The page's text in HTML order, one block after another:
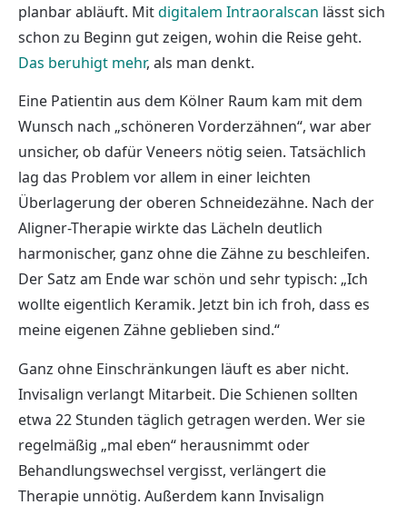
planbar abläuft. Mitdigitalem Intraoralscan lässt sich
schon zu Beginn gut zeigen, wohin die Reise geht.
Das beruhigt mehr, als man denkt.
Eine Patientin aus dem Kölner Raum kam mit dem
Wunsch nach „schöneren Vorderzähnen“, war aber
unsicher, ob dafür Veneers nötig seien. Tatsächlich
lag das Problem vor allem in einer leichten
Überlagerung der oberen Schneidezähne. Nach der
Aligner-Therapie wirkte das Lächeln deutlich
harmonischer, ganz ohne die Zähne zu beschleifen.
Der Satz am Ende war schön und sehr typisch: „Ich
wollte eigentlich Keramik. Jetzt bin ich froh, dass es
meine eigenen Zähne geblieben sind.“
Ganz ohne Einschränkungen läuft es aber nicht.
Invisalign verlangt Mitarbeit. Die Schienen sollten
etwa 22 Stunden täglich getragen werden. Wer sie
regelmäßig „mal eben“ herausnimmt oder
Behandlungswechsel vergisst, verlängert die
Therapie unnötig. Außerdem kann Invisalign